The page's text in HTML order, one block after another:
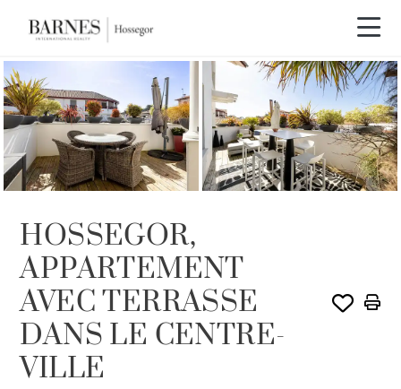
HOSSEGOR,
APPARTEMENT
AVEC TERRASSE
DANS LE CENTRE-
VILLE